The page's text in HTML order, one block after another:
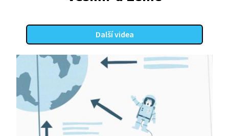
Další videa